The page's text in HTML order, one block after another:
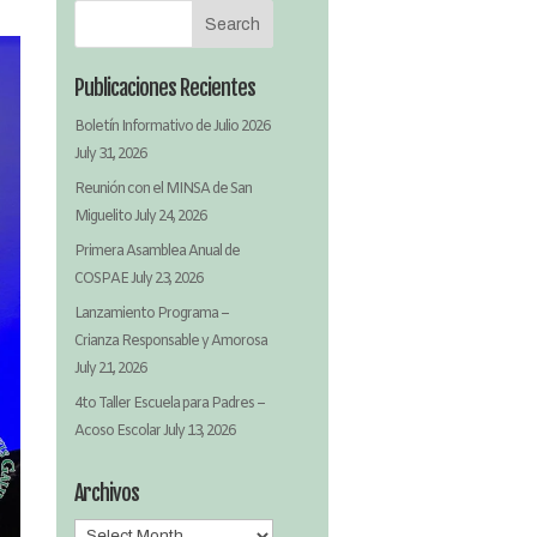
Publicaciones Recientes
Boletín Informativo de Julio 2026
July 31, 2026
Reunión con el MINSA de San
MiguelitoJuly 24, 2026
Primera Asamblea Anual de
COSPAEJuly 23, 2026
Lanzamiento Programa –
Crianza Responsable y Amorosa
July 21, 2026
4to Taller Escuela para Padres –
Acoso EscolarJuly 13, 2026
Archivos
Archivos